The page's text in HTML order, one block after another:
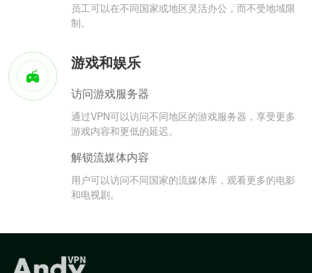
员工可以在不同国家或地区灵活办公，而不受地域限
制。
游戏和娱乐
访问游戏服务器
通过VPN可以访问不同地区的游戏服务器，享受更多
游戏内容和更低的延迟。
解锁流媒体内容
用户可以访问不同国家的流媒体库，观看更多的电影
和电视剧。